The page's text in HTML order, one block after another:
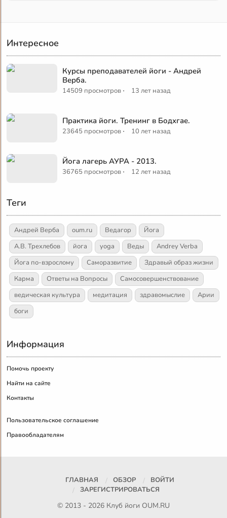
Интересное
Курсы преподавателей йоги - Андрей
Верба.
14509 просмотров · 13 лет назад
Практика йоги. Тренинг в Бодхгае.
23645 просмотров · 10 лет назад
Йога лагерь АУРА - 2013.
36765 просмотров · 12 лет назад
Теги
Андрей Верба oum.ru Ведагор
Йога
А.В. Трехлебов
йога yoga Веды
Andrey Verba
Йога по-взрослому
Саморазвитие
Здравый образ жизни
Карма
Ответы на Вопросы
Самосовершенствование
ведическая культура
медитация здравомыслие
Арии
боги
Информация
Помочь проекту
Найти на сайте
Контакты
Пользовательское соглашение
Правообладателям
ГЛАВНАЯ ОБЗОР
ВОЙТИ
ЗАРЕГИСТРИРОВАТЬСЯ
© 2013 - 2026 Клуб йоги OUM.RU